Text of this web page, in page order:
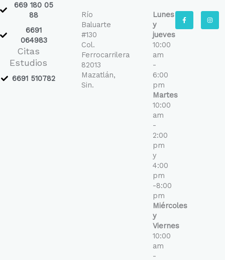
669 180 05
88
6691
064983
Citas
Estudios
6691 510782
Río
Baluarte
#130
Col.
Ferrocarrilera
82013
Mazatlán,
Sin.
Lunes
y
jueves
10:00
am
-
6:00
pm
Martes
10:00
am
-
2:00
pm
y
4:00
pm
-8:00
pm
Miércoles
y
Viernes
10:00
am
-
a
n